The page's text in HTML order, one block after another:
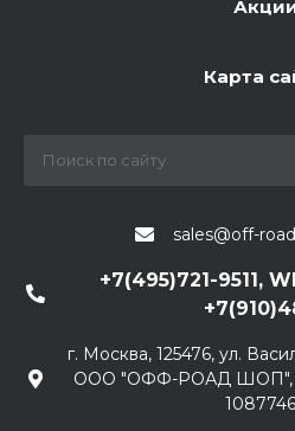
Карта
sales@off-
+7(495)721-9511,
г. Москва, 125476, ул.
ООО "ОФФ-РОАД ШОП",